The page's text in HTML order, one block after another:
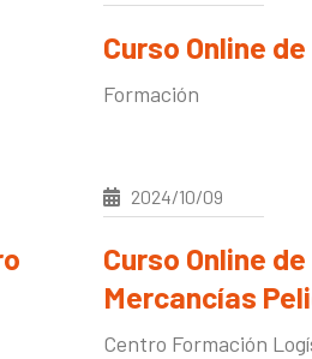
Curso Online
Formación
2024/10/09
Curso Online
Mercancías
Centro Formación